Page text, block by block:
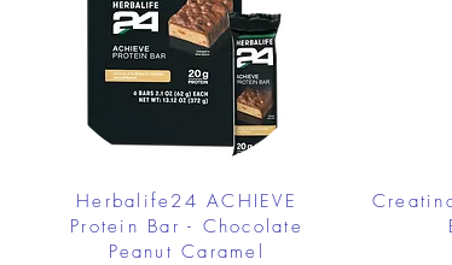
Herbalife24 ACHIEVE
Protein Bar - Chocolate
Peanut Caramel